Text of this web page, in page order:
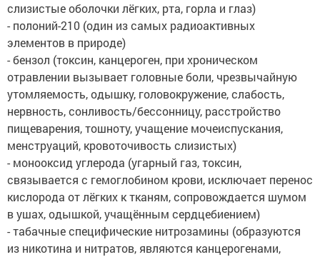
слизистые оболочки лёгких, рта, горла и глаз)
- полоний-210 (один из самых радиоактивных
элементов в природе)
- бензол (токсин, канцероген, при хроническом
отравлении вызывает головные боли, чрезвычайную
утомляемость, одышку, головокружение, слабость,
нервность, сонливость/бессонницу, расстройство
пищеварения, тошноту, учащение мочеиспускания,
менструаций, кровоточивость слизистых)
- монооксид углерода (угарный газ, токсин,
связывается с гемоглобином крови, исключает перенос
кислорода от лёгких к тканям, сопровождается шумом
в ушах, одышкой, учащённым сердцебиением)
- табачные специфические нитрозамины (образуются
из никотина и нитратов, являются канцерогенами,